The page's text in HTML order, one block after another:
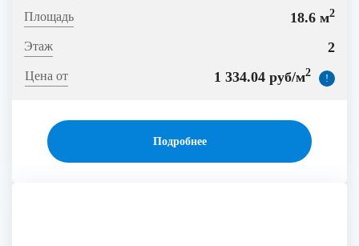
18.6 м2
2
1 334.04 руб/м2 !
Подробнее